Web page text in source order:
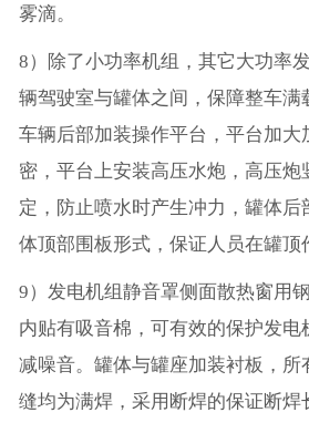
雾滴。
8）除了小功率机组，其它大功率
辆驾驶室与罐体之间，保障整车满
车辆后部加装操作平台，平台加大
密，平台上安装高压水炮，高压炮
定，防止喷水时产生冲力，罐体后
体顶部围板形式，保证人员在罐顶
9）发电机组静音罩侧面散热窗用
内贴有吸音棉，可有效的保护发电
减噪音。罐体与罐座加装衬板，所
缝均为满焊，采用断焊的保证断焊